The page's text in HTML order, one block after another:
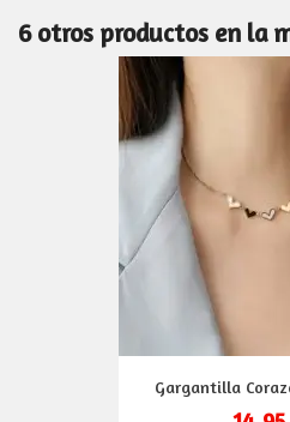
6 otros productos en la
Gargantilla